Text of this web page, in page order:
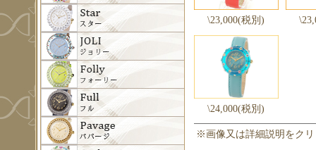
\23,000(税別)
\24,000(税別)
※画像又は詳細説明をク